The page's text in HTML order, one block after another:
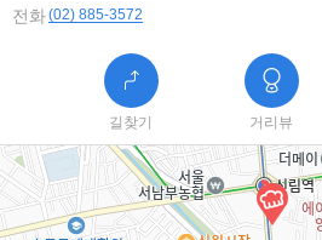
전화(02) 885-3572
길찾기 거리뷰